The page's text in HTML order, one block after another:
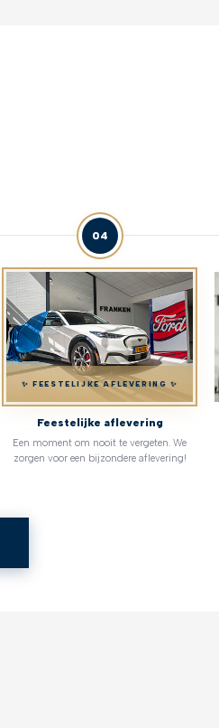
04
✨ FEESTELIJKE AFLEVERING ✨
Feestelijke aflevering
Een moment om nooit te vergeten. We
zorgen voor een bijzondere aflevering!